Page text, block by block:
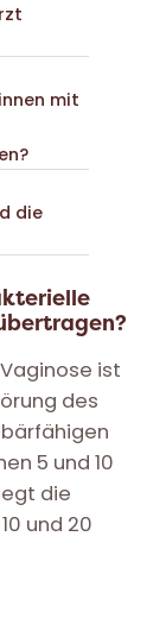
mit
die
ist
des
5 und 10
die
und 20